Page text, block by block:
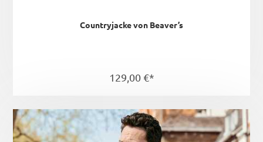
Countryjacke von Beaver’s
129,00 €*